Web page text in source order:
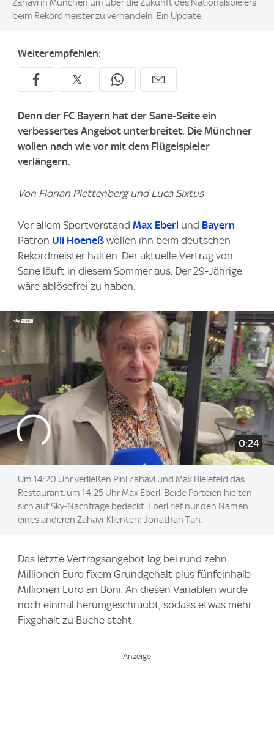
Zahavi in München um über die Zukunft des Nationalspielers
beim Rekordmeister zu verhandeln. Ein Update.
Weiterempfehlen:
Denn der FC Bayern hat der Sane-Seite ein
verbessertes Angebot unterbreitet. Die Münchner
wollen nach wie vor mit dem Flügelspieler
verlängern.
Von Florian Plettenberg und Luca Sixtus
Vor allem Sportvorstand Max Eberl und Bayern-
Patron Uli Hoeneß wollen ihn beim deutschen
Rekordmeister halten. Der aktuelle Vertrag von
Sane läuft in diesem Sommer aus. Der 29-Jährige
wäre ablösefrei zu haben.
0:24
Um 14:20 Uhr verließen Pini Zahavi und Max Bielefeld das
Restaurant, um 14:25 Uhr Max Eberl. Beide Parteien hielten
sich auf Sky-Nachfrage bedeckt. Eberl rief nur den Namen
eines anderen Zahavi-Klienten: Jonathan Tah.
Das letzte Vertragsangebot lag bei rund zehn
Millionen Euro fixem Grundgehalt plus fünfeinhalb
Millionen Euro an Boni. An diesen Variablen wurde
noch einmal herumgeschraubt, sodass etwas mehr
Fixgehalt zu Buche steht.